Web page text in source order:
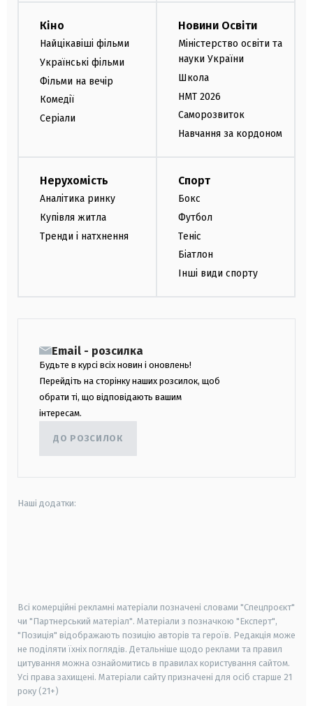
Кіно
Найцікавіші фільми
Українські фільми
Фільми на вечір
Комедії
Серіали
Новини Освіти
Міністерство освіти та
науки України
Школа
НМТ 2026
Саморозвиток
Навчання за кордоном
Нерухомість
Аналітика ринку
Купівля житла
Тренди і натхнення
Спорт
Бокс
Футбол
Теніс
Біатлон
Інші види спорту
Email - розсилка
Будьте в курсі всіх новин і оновлень!
Перейдіть на сторінку наших розсилок, щоб
обрати ті, що відповідають вашим
інтересам.
ДО РОЗСИЛОК
Наші додатки:
Всі комерційні рекламні матеріали позначені словами "Спецпроєкт"
чи "Партнерський матеріал". Матеріали з позначкою "Експерт",
"Позиція" відображають позицію авторів та героїв. Редакція може
не поділяти їхніх поглядів. Детальніше щодо реклами та правил
цитування можна ознайомитись в правилах користування сайтом.
Усі права захищені. Матеріали сайту призначені для осіб старше 21
року (21+)